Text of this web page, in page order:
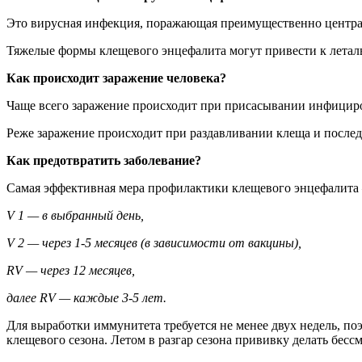
Это вирусная инфекция, поражающая преимущественно
Тяжелые формы клещевого энцефалита могут привести к
Как происходит заражение человека?
Чаще всего заражение происходит при присасывании
Реже заражение происходит при раздавливании клеща и
Как предотвратить заболевание?
Самая эффективная мера профилактики клещевого
V 1 — в выбранный день,
V 2 — через 1-5 месяцев (в зависимости от вакцины),
RV — через 12 месяцев,
далее RV — каждые 3-5 лет.
Для выработки иммунитета требуется не менее двух недель,
клещевого сезона. Летом в разгар сезона прививку делать